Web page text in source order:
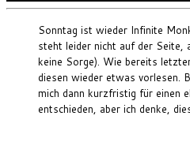
Sonntag ist wieder Infinite
steht leider nicht auf der Seite,
keine Sorge). Wie bereits
diesen wieder etwas vorlesen.
mich dann kurzfristig für einen
entschieden, aber ich denke,